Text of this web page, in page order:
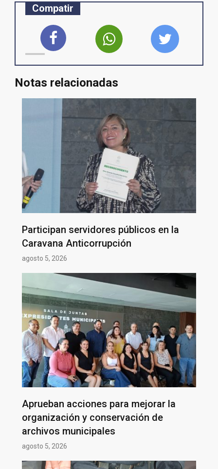
Compatir
Notas relacionadas
Participan servidores públicos en la
Caravana Anticorrupción
agosto 5, 2026
Aprueban acciones para mejorar la
organización y conservación de
archivos municipales
agosto 5, 2026